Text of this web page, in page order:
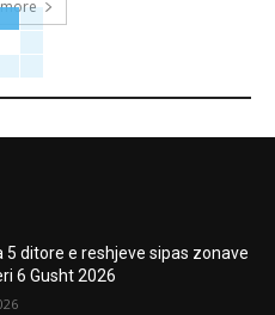
5 ditore e reshjeve sipas zonave
6 Gusht 2026